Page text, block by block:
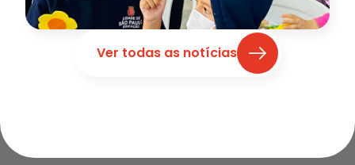
Ver todas as notícias